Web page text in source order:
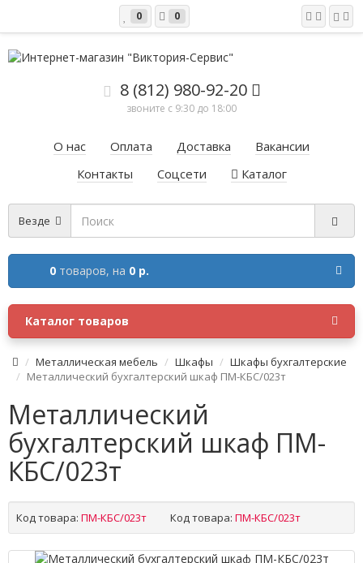
0 0
8 (812) 980-92-20
звоните с 9:30 до 18:00
О нас Оплата Доставка
Вакансии
Контакты
Соцсети Каталог
Везде
0 товаров, на 0 р.
Каталог товаров
Металлическая мебель Шкафы
Шкафы бухгалтерские
Металлический бухгалтерский шкаф ПМ-КБС/023т
Металлический
бухгалтерский шкаф ПМ-
КБС/023т
Код товара: ПМ-КБС/023т Код товара: ПМ-КБС/023т